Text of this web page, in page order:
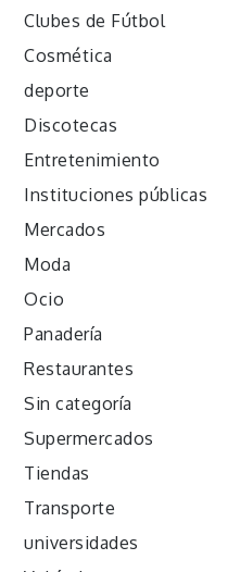
Clubes de Fútbol
Cosmética
deporte
Discotecas
Entretenimiento
Instituciones públicas
Mercados
Moda
Ocio
Panadería
Restaurantes
Sin categoría
Supermercados
Tiendas
Transporte
universidades